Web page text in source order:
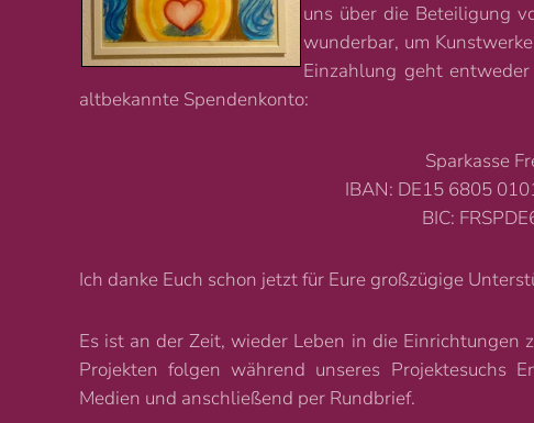
uns über die Beteiligung
wunderbar, um
Einzahlung geht
altbekannte Spendenkonto:
Sparkasse
IBAN: DE15 6805
BIC:
Ich danke Euch schon jetzt für Eure großzügige
Es ist an der Zeit, wieder Leben in die Einrichtungen
Projekten folgen während unseres Projektesuchs
Medien und anschließend per Rundbrief.